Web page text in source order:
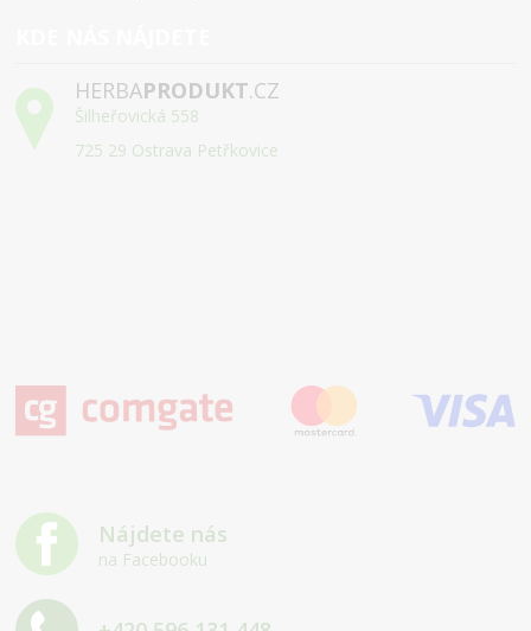
HERBAPRODUKT.CZ
Šilheřovická 558
725 29 Ostrava Petřkovice
Nájdete nás
na Facebooku